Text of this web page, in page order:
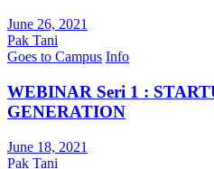
June 26, 2021
Pak Tani
Goes to Campus Info
WEBINAR Seri 1 :
GENERATION
June 18, 2021
Pak Tani